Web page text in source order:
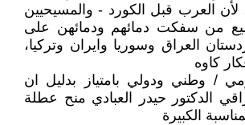
لأن العرب قبل الكورد - والمسيحيين
من سفكت دمائهم ودمائهن على
العراق وسوريا وايران وتركيا،
كاوه
/ وطني ودولي بامتياز بدليل ان
الدكتور حيدر العبادي منح عطلة
الكبيرة